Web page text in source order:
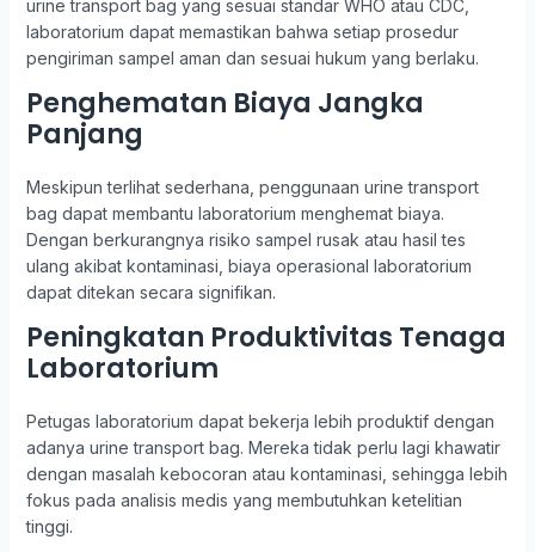
urine transport bag yang sesuai standar WHO atau CDC,
laboratorium dapat memastikan bahwa setiap prosedur
pengiriman sampel aman dan sesuai hukum yang berlaku.
Penghematan Biaya Jangka
Panjang
Meskipun terlihat sederhana, penggunaan urine transport
bag dapat membantu laboratorium menghemat biaya.
Dengan berkurangnya risiko sampel rusak atau hasil tes
ulang akibat kontaminasi, biaya operasional laboratorium
dapat ditekan secara signifikan.
Peningkatan Produktivitas Tenaga
Laboratorium
Petugas laboratorium dapat bekerja lebih produktif dengan
adanya urine transport bag. Mereka tidak perlu lagi khawatir
dengan masalah kebocoran atau kontaminasi, sehingga lebih
fokus pada analisis medis yang membutuhkan ketelitian
tinggi.